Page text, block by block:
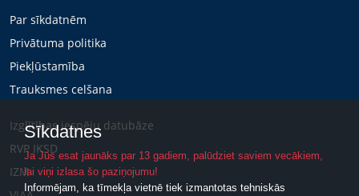
Par sīkdatnēm
Privātuma politika
Piekļūstamība
Trauksmes celšana
Izglītības iespēju datubāze
RVP IKSD
IZM
Sīkdatnes
Ja Jūs esat jaunāks par 13 gadiem, palūdziet saviem vecākiem,
lai viņi izlasa šo paziņojumu!
Informējam, ka tīmekļa vietnē tiek izmantotas tehniskās